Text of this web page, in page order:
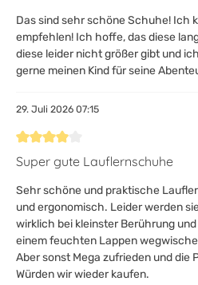
Das sind sehr schöne Schuhe! Ich
empfehlen! Ich hoffe, das diese
diese leider nicht größer gibt und
gerne meinen Kind für seine
29. Juli 2026 07:15
Bewertung mit 4 von 5 Sternen
Super gute Lauflernschuhe
Sehr schöne und praktische
und ergonomisch. Leider werden
wirklich bei kleinster Berührung
einem feuchten Lappen
Aber sonst Mega zufrieden und
Würden wir wieder kaufen.